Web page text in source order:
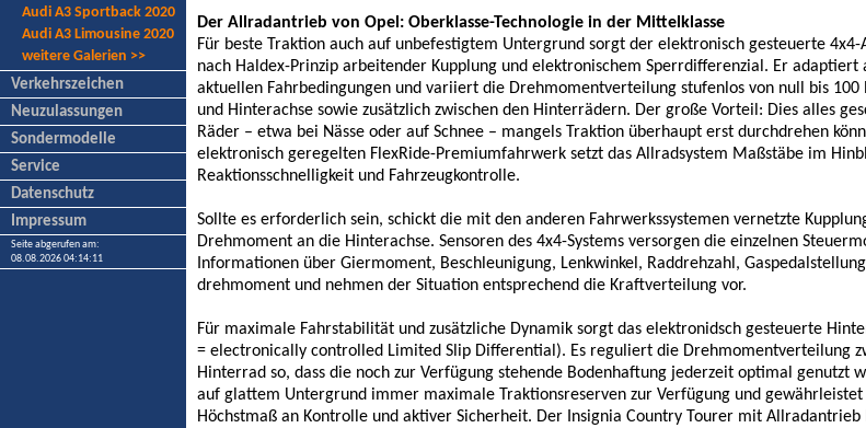
Audi A3 Sportback 2020
Audi A3 Limousine 2020
weitere Galerien >>
Verkehrszeichen
Neuzulassungen
Sondermodelle
Service
Datenschutz
Impressum
Seite abgerufen am:
08.08.2026 04:14:11
Der Allradantrieb von Opel: Oberklasse-Technologie in der Mittelklasse
Für beste Traktion auch auf unbefestigtem Untergrund sorgt der elektronisch gesteuerte
nach Haldex-Prinzip arbeitender Kupplung und elektronischem Sperrdifferenzial. Er
aktuellen Fahrbedingungen und variiert die Drehmomentverteilung stufenlos von null bis 100
und Hinterachse sowie zusätzlich zwischen den Hinterrädern. Der große Vorteil: Dies alles
Räder – etwa bei Nässe oder auf Schnee – mangels Traktion überhaupt erst durchdrehen
elektronisch geregelten FlexRide-Premiumfahrwerk setzt das Allradsystem Maßstäbe im
Reaktionsschnelligkeit und Fahrzeugkontrolle.
Sollte es erforderlich sein, schickt die mit den anderen Fahrwerkssystemen vernetzte
Drehmoment an die Hinterachse. Sensoren des 4x4-Systems versorgen die einzelnen
Informationen über Giermoment, Beschleunigung, Lenkwinkel, Raddrehzahl,
drehmoment und nehmen der Situation entsprechend die Kraftverteilung vor.
Für maximale Fahrstabilität und zusätzliche Dynamik sorgt das elektronidsch gesteuerte
= electronically controlled Limited Slip Differential). Es reguliert die Drehmomentverteilung
Hinterrad so, dass die noch zur Verfügung stehende Bodenhaftung jederzeit optimal genutzt
auf glattem Untergrund immer maximale Traktionsreserven zur Verfügung und
Höchstmaß an Kontrolle und aktiver Sicherheit. Der Insignia Country Tourer mit